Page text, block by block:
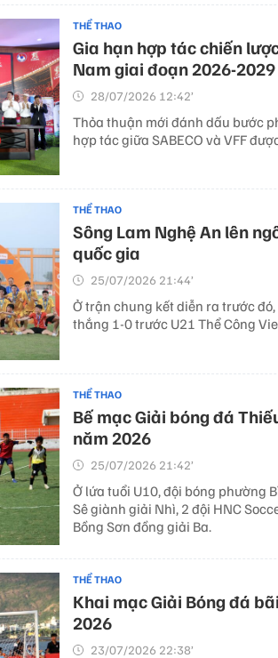
THỂ THAO
Gia hạn hợp tác chiến
Nam giai đoạn 2026-2029
28/07/2026 12:42’
Thỏa thuận mới đánh dấu bước
hợp tác giữa SABECO và VFF
THỂ THAO
Sông Lam Nghệ An lên
quốc gia
25/07/2026 21:44’
Ở trận chung kết diễn ra trước
thắng 1-0 trước U21 Thể Công
THỂ THAO
Bế mạc Giải bóng đá
năm 2026
25/07/2026 21:42’
Ở lứa tuổi U10, đội bóng phường
Sê giành giải Nhì, 2 đội HNC
Bồng Sơn đồng giải Ba.
THỂ THAO
Khai mạc Giải Bóng đá
2026
23/07/2026 22:38’